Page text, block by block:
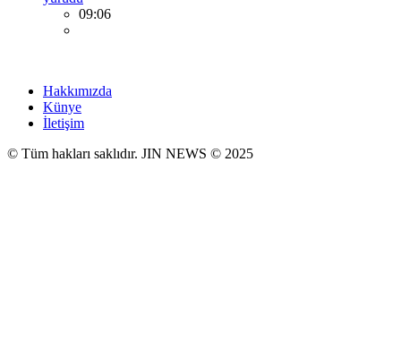
09:06
Hakkımızda
Künye
İletişim
© Tüm hakları saklıdır. JIN NEWS © 2025